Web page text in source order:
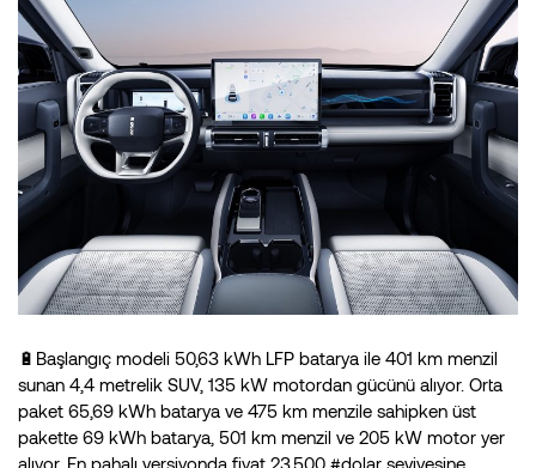
🔋Başlangıç modeli 50,63 kWh LFP batarya ile 401 km menzil
sunan 4,4 metrelik SUV, 135 kW motordan gücünü alıyor. Orta
paket 65,69 kWh batarya ve 475 km menzile sahipken üst
pakette 69 kWh batarya, 501 km menzil ve 205 kW motor yer
alıyor. En pahalı versiyonda fiyat 23.500 #dolar seviyesine